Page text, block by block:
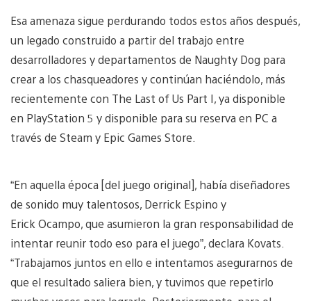
Esa amenaza sigue perdurando todos estos años después,
un legado construido a partir del trabajo entre
desarrolladores y departamentos de Naughty Dog para
crear a los chasqueadores y continúan haciéndolo, más
recientemente con The Last of Us Part I, ya disponible
en PlayStation 5 y disponible para su reserva en PC a
través de Steam y Epic Games Store.
“En aquella época [del juego original], había diseñadores
de sonido muy talentosos, Derrick Espino y
Erick Ocampo, que asumieron la gran responsabilidad de
intentar reunir todo eso para el juego”, declara Kovats.
“Trabajamos juntos en ello e intentamos asegurarnos de
que el resultado saliera bien, y tuvimos que repetirlo